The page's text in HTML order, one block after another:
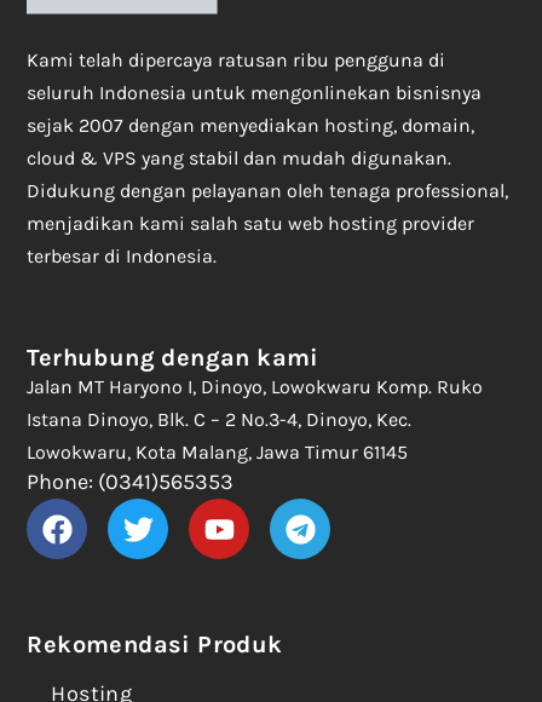
Kami telah dipercaya ratusan ribu pengguna di
seluruh Indonesia untuk mengonlinekan bisnisnya
sejak 2007 dengan menyediakan hosting, domain,
cloud & VPS yang stabil dan mudah digunakan.
Didukung dengan pelayanan oleh tenaga professional,
menjadikan kami salah satu web hosting provider
terbesar di Indonesia.
Rekomendasi Produk
Hosting
Terhubung dengan kami
Jalan MT Haryono I, Dinoyo, Lowokwaru Komp. Ruko
Istana Dinoyo, Blk. C – 2 No.3-4, Dinoyo, Kec.
Lowokwaru, Kota Malang, Jawa Timur 61145
Phone: (0341)565353